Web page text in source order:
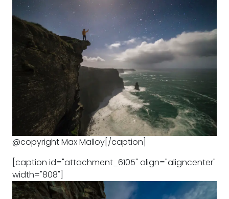
@copyright Max Malloy[/caption]
[caption id="attachment_6105" align="aligncenter"
width="808"]